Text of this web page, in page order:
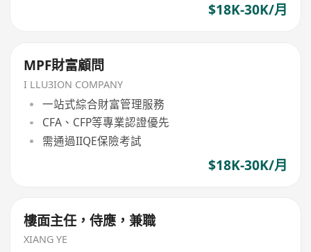
$18K-30K/月
MPF財富顧問
I LLU3ION COMPANY
一站式綜合財富管理服務
CFA、CFP等專業認證優先
需通過IIQE保險考試
$18K-30K/月
樓面主任，侍應，兼職
XIANG YE